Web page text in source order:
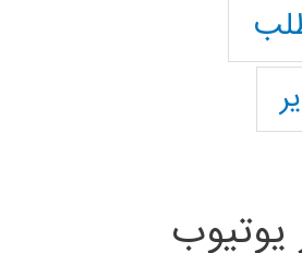
یوتیوب